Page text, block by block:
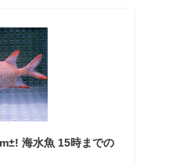
海水魚 15時までの